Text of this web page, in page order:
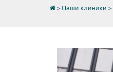
> Наши клиники >